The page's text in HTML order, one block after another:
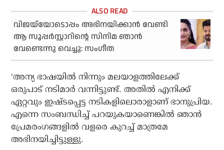
വിജയ്‌യോടൊപ്പം അഭിനയിക്കാന്‍ വേണ്ടി
ആ സൂപ്പര്‍സ്റ്റാറിന്റെ സിനിമ ഞാന്‍
വേണ്ടെന്നു വെച്ചു: സംഗീത
‘അന്യ ഭാഷയില്‍ നിന്നും മലയാളത്തിലേക്ക്
ഒരുപാട് നടിമാര്‍ വന്നിട്ടുണ്ട്. അതില്‍ എനിക്ക്
ഏറ്റവും ഇഷ്ടപ്പെട്ട നടികളിലൊരാളാണ് ഭാനുപ്രിയ.
എന്നെ സംബന്ധിച്ച് പറയുകയാണെങ്കില്‍ ഞാന്‍
പ്രേമരംഗങ്ങളില്‍ വളരെ കുറച്ച് മാത്രമേ
അഭിനയിച്ചിട്ടുള്ളു.